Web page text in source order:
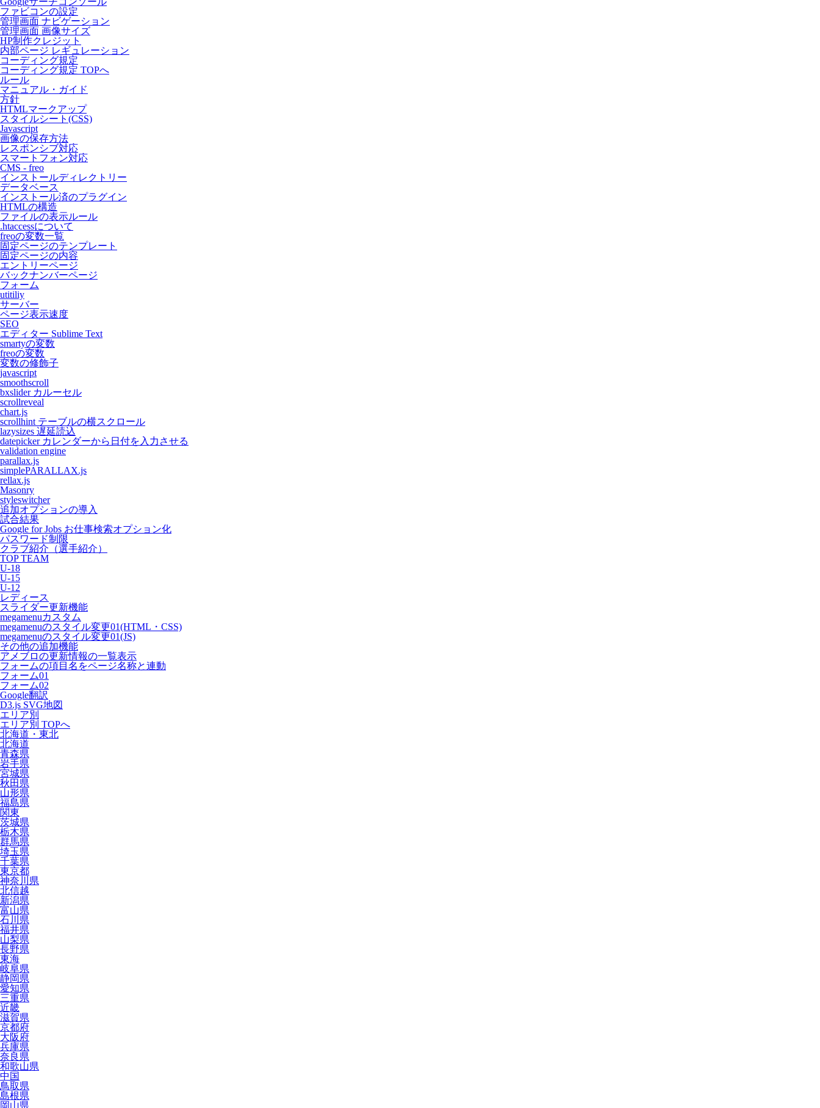
ファビコンの設定
管理画面 ナビゲーション
管理画面 画像サイズ
HP制作クレジット
内部ページ レギュレーション
コーディング規定
コーディング規定 TOPへ
ルール
マニュアル・ガイド
方針
HTMLマークアップ
スタイルシート(CSS)
Javascript
画像の保存方法
レスポンシブ対応
スマートフォン対応
CMS - freo
インストールディレクトリー
データベース
インストール済のプラグイン
HTMLの構造
ファイルの表示ルール
.htaccessについて
freoの変数一覧
固定ページのテンプレート
固定ページの内容
エントリーページ
バックナンバーページ
フォーム
utitiliy
サーバー
ページ表示速度
SEO
エディター Sublime Text
smartyの変数
freoの変数
変数の修飾子
javascript
smoothscroll
bxslider カルーセル
scrollreveal
chart.js
scrollhint テーブルの横スクロール
lazysizes 遅延読込
datepicker カレンダーから日付を入力させる
validation engine
parallax.js
simplePARALLAX.js
rellax.js
Masonry
styleswitcher
追加オプションの導入
試合結果
Google for Jobs お仕事検索オプション化
パスワード制限
クラブ紹介（選手紹介）
TOP TEAM
U-18
U-15
U-12
レディース
スライダー更新機能
megamenuカスタム
megamenuのスタイル変更01(HTML・CSS)
megamenuのスタイル変更01(JS)
その他の追加機能
アメブロの更新情報の一覧表示
フォームの項目名をページ名称と連動
フォーム01
フォーム02
Google翻訳
D3.js SVG地図
エリア別
エリア別 TOPへ
北海道・東北
北海道
青森県
岩手県
宮城県
秋田県
山形県
福島県
関東
茨城県
栃木県
群馬県
埼玉県
千葉県
東京都
神奈川県
北信越
新潟県
富山県
石川県
福井県
山梨県
長野県
東海
岐阜県
静岡県
愛知県
三重県
近畿
滋賀県
京都府
大阪府
兵庫県
奈良県
和歌山県
中国
鳥取県
島根県
岡山県